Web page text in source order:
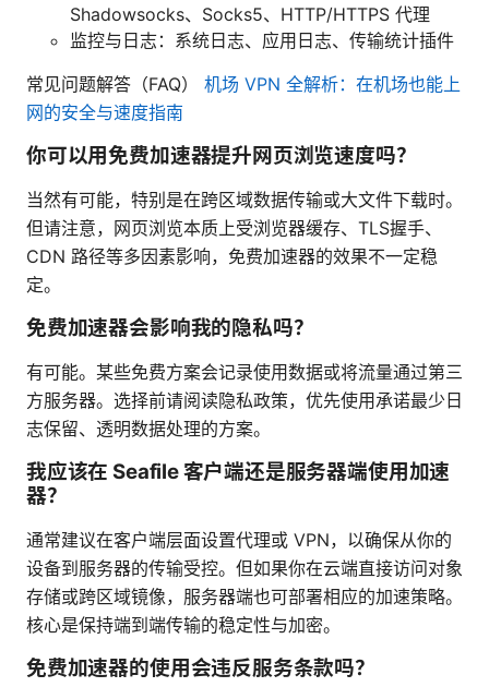
Shadowsocks、Socks5、HTTP/HTTPS 代理
监控与日志：系统日志、应用日志、传输统计插件
常见问题解答（FAQ） 机场 VPN 全解析：在机场也能上
网的安全与速度指南
你可以用免费加速器提升网页浏览速度吗？
当然有可能，特别是在跨区域数据传输或大文件下载时。
但请注意，网页浏览本质上受浏览器缓存、TLS握手、
CDN 路径等多因素影响，免费加速器的效果不一定稳
定。
免费加速器会影响我的隐私吗？
有可能。某些免费方案会记录使用数据或将流量通过第三
方服务器。选择前请阅读隐私政策，优先使用承诺最少日
志保留、透明数据处理的方案。
我应该在 Seafile 客户端还是服务器端使用加速
器？
通常建议在客户端层面设置代理或 VPN，以确保从你的
设备到服务器的传输受控。但如果你在云端直接访问对象
存储或跨区域镜像，服务器端也可部署相应的加速策略。
核心是保持端到端传输的稳定性与加密。
免费加速器的使用会违反服务条款吗？